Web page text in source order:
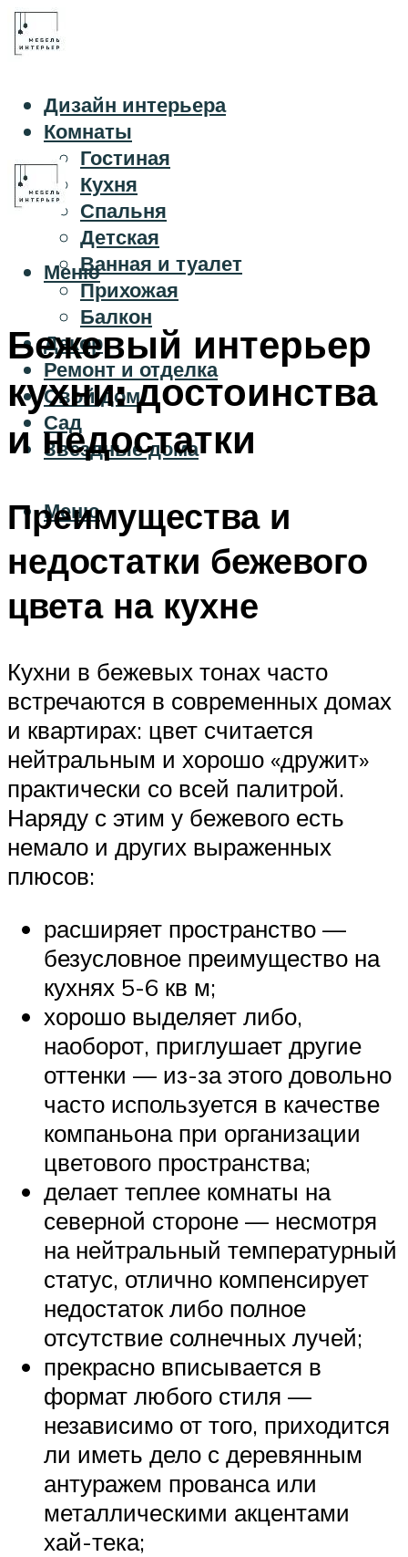
Дизайн интерьера
Комнаты
Гостиная
Кухня
Спальня
Детская
Ванная и туалет
Прихожая
Балкон
Декор
Ремонт и отделка
Свой дом
Сад
Звездные дома
Меню
Меню
Бежевый интерьер
кухни: достоинства
и недостатки
Преимущества и
недостатки бежевого
цвета на кухне
Кухни в бежевых тонах часто
встречаются в современных домах
и квартирах: цвет считается
нейтральным и хорошо «дружит»
практически со всей палитрой.
Наряду с этим у бежевого есть
немало и других выраженных
плюсов:
расширяет пространство —
безусловное преимущество на
кухнях 5-6 кв м;
хорошо выделяет либо,
наоборот, приглушает другие
оттенки — из-за этого довольно
часто используется в качестве
компаньона при организации
цветового пространства;
делает теплее комнаты на
северной стороне — несмотря
на нейтральный температурный
статус, отлично компенсирует
недостаток либо полное
отсутствие солнечных лучей;
прекрасно вписывается в
формат любого стиля —
независимо от того, приходится
ли иметь дело с деревянным
антуражем прованса или
металлическими акцентами
хай-тека;